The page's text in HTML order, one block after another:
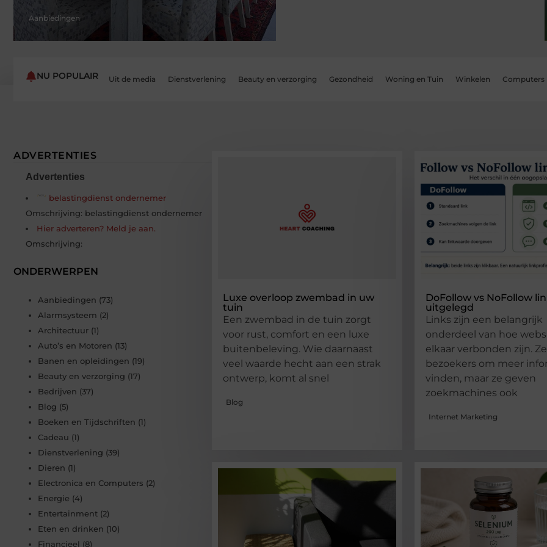
Aanbiedingen
NU POPULAIR Uit de media Dienstverlening Beauty en verzorging Gezondheid Woning en Tuin Winkelen Computers
ADVERTENTIES
Advertenties
belastingdienst ondernemer
Omschrijving: belastingdienst ondernemer
Hier adverteren? Meld je aan.
Omschrijving:
ONDERWERPEN
Aanbiedingen (73)
Alarmsysteem (2)
Architectuur (1)
Auto’s en Motoren (13)
Banen en opleidingen (19)
Beauty en verzorging (17)
Bedrijven (37)
Blog (5)
Boeken en Tijdschriften (1)
Cadeau (1)
Dienstverlening (39)
Dieren (1)
Electronica en Computers (2)
Energie (4)
Entertainment (2)
Eten en drinken (10)
Financieel (8)
Luxe overloop zwembad in uw
tuin
Een zwembad in de tuin zorgt
voor rust, comfort en een luxe
buitenbeleving. Wie daarnaast
veel waarde hecht aan een strak
ontwerp, komt al snel
Blog
DoFollow vs NoFollow
uitgelegd
Links zijn een belangrijk
onderdeel van hoe
elkaar verbonden zijn.
bezoekers om meer
vinden, maar ze geven
zoekmachines ook
Internet Marketing